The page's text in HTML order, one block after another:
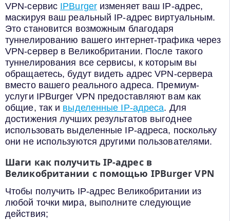
VPN-сервис IPBurgerизменяет ваш IP-адрес,
маскируя ваш реальный IP-адрес виртуальным.
Это становится возможным благодаря
туннелированию вашего интернет-трафика через
VPN-сервер в Великобритании. После такого
туннелирования все сервисы, к которым вы
обращаетесь, будут видеть адрес VPN-сервера
вместо вашего реального адреса. Премиум-
услуги IPBurger VPN предоставляют вам как
общие, так и выделенные IP-адреса. Для
достижения лучших результатов выгоднее
использовать выделенные IP-адреса, поскольку
они не используются другими пользователями.
Шаги как получить IP-адрес в
Великобритании с помощью IPBurger VPN
Чтобы получить IP-адрес Великобритании из
любой точки мира, выполните следующие
действия;